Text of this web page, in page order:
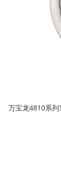
万宝龙4810系